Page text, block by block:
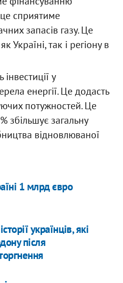
це сприятиме
запасів газу. Це
Україні, так і регіону в
у
енергії. Це додасть
потужностей. Це
збільшує загальну
відновлюваної
1 млрд євро
українців, які
після